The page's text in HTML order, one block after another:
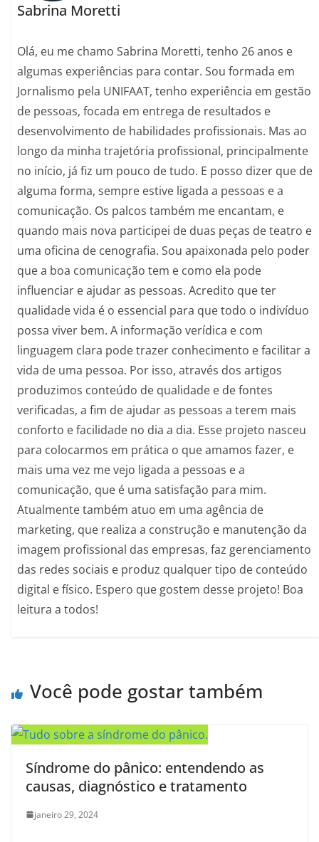
Sabrina Moretti
Olá, eu me chamo Sabrina Moretti, tenho 26 anos e
algumas experiências para contar. Sou formada em
Jornalismo pela UNIFAAT, tenho experiência em gestão
de pessoas, focada em entrega de resultados e
desenvolvimento de habilidades profissionais. Mas ao
longo da minha trajetória profissional, principalmente
no início, já fiz um pouco de tudo. E posso dizer que de
alguma forma, sempre estive ligada a pessoas e a
comunicação. Os palcos também me encantam, e
quando mais nova participei de duas peças de teatro e
uma oficina de cenografia. Sou apaixonada pelo poder
que a boa comunicação tem e como ela pode
influenciar e ajudar as pessoas. Acredito que ter
qualidade vida é o essencial para que todo o indivíduo
possa viver bem. A informação verídica e com
linguagem clara pode trazer conhecimento e facilitar a
vida de uma pessoa. Por isso, através dos artigos
produzimos conteúdo de qualidade e de fontes
verificadas, a fim de ajudar as pessoas a terem mais
conforto e facilidade no dia a dia. Esse projeto nasceu
para colocarmos em prática o que amamos fazer, e
mais uma vez me vejo ligada a pessoas e a
comunicação, que é uma satisfação para mim.
Atualmente também atuo em uma agência de
marketing, que realiza a construção e manutenção da
imagem profissional das empresas, faz gerenciamento
das redes sociais e produz qualquer tipo de conteúdo
digital e físico. Espero que gostem desse projeto! Boa
leitura a todos!
Você pode gostar também
Síndrome do pânico: entendendo as
causas, diagnóstico e tratamento
janeiro 29, 2024